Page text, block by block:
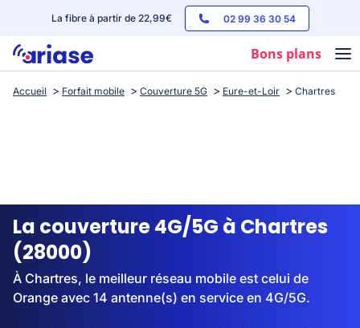
La fibre à partir de 22,99€ 02 99 36 30 54
Bons plans
Box internet
Streaming
Accueil Forfait mobile Couverture 5G Eure-et-Loir Chartres
La couverture 4G/5G à Chartres
(28000)
À Chartres, le meilleur réseau mobile est celui de
Orange avec 14 antenne(s) en service en 4G/5G.